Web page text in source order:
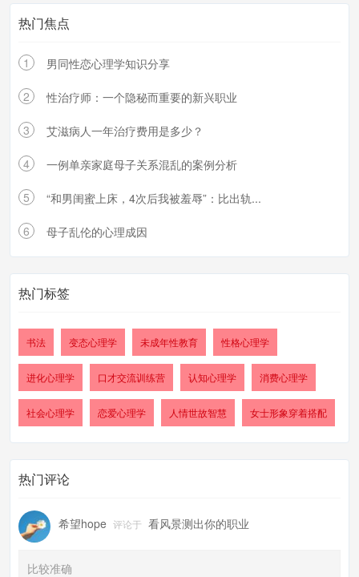
热门焦点
1 男同性恋心理学知识分享
2 性治疗师：一个隐秘而重要的新兴职业
3 艾滋病人一年治疗费用是多少？
4 一例单亲家庭母子关系混乱的案例分析
5 “和男闺蜜上床，4次后我被羞辱”：比出轨...
6 母子乱伦的心理成因
热门标签
书法 变态心理学 未成年性教育 性格心理学
进化心理学 口才交流训练营 认知心理学 消费心理学
社会心理学 恋爱心理学 人情世故智慧 女士形象穿着搭配
热门评论
希望hope 评论于 看风景测出你的职业
比较准确